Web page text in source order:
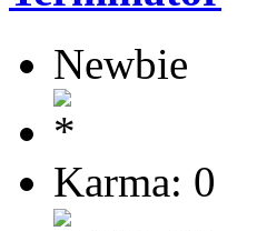
Newbie
Karma: 0